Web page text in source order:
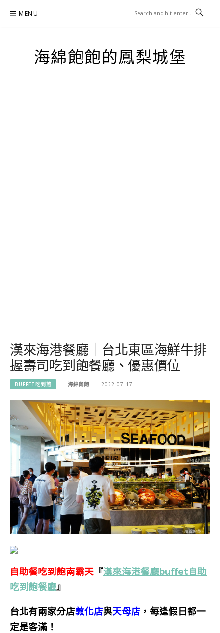
MENU
海綿飽飽的鳳梨城堡
漢來海港餐廳｜台北東區海鮮牛排
握壽司吃到飽餐廳、優惠價位
BUFFET吃到飽 海綿飽飽 2022-07-17
自助餐吃到飽南霸天 『漢來海港餐廳buffet自助
吃到飽餐廳』
台北有兩家分店敦化店與天母店 ，每逢假日都一
定是客滿！